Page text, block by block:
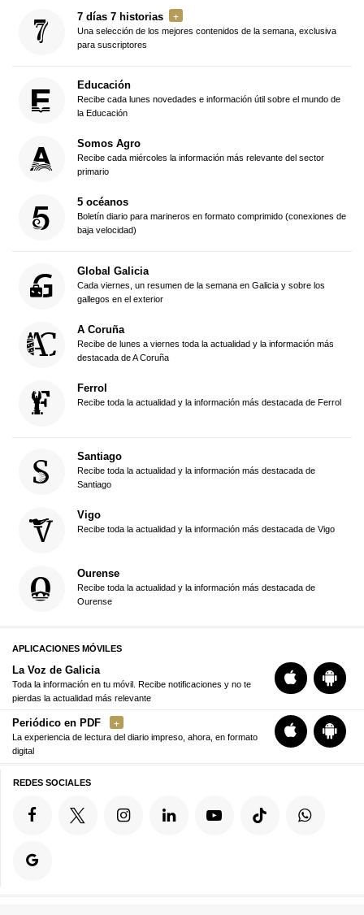
7 días 7 historias
Una selección de los mejores contenidos de la semana, exclusiva
para suscriptores
Educación
Recibe cada lunes novedades e información útil sobre el mundo de
la Educación
Somos Agro
Recibe cada miércoles la información más relevante del sector
primario
5 océanos
Boletín diario para marineros en formato comprimido (conexiones de
baja velocidad)
Global Galicia
Cada viernes, un resumen de la semana en Galicia y sobre los
gallegos en el exterior
A Coruña
Recibe de lunes a viernes toda la actualidad y la información más
destacada de A Coruña
Ferrol
Recibe toda la actualidad y la información más destacada de Ferrol
Santiago
Recibe toda la actualidad y la información más destacada de
Santiago
Vigo
Recibe toda la actualidad y la información más destacada de Vigo
Ourense
Recibe toda la actualidad y la información más destacada de
Ourense
APLICACIONES MÓVILES
La Voz de Galicia
Toda la información en tu móvil. Recibe notificaciones y no te
pierdas la actualidad más relevante
Periódico en PDF
La experiencia de lectura del diario impreso, ahora, en formato
digital
REDES SOCIALES